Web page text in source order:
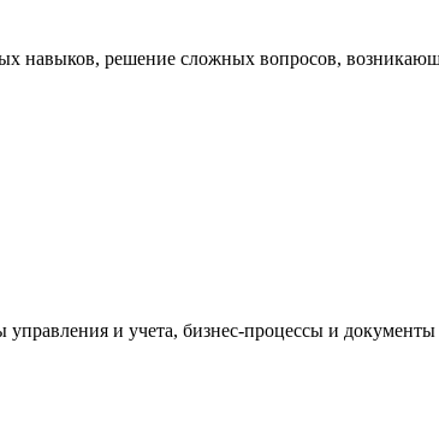
навыков, решение сложных вопросов,
и учета, бизнес-процессы и документы